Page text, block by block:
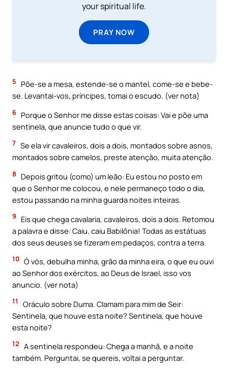
your spiritual life.
PRAY NOW
5
Põe-se a mesa, estende-se o mantel, come-se e bebe-
se. Levantai-vos, príncipes, tomai o escudo. (ver nota)
6 Porque o Senhor me disse estas coisas: Vai e põe uma
sentinela, que anuncie tudo o que vir.
7 Se ela vir cavaleiros, dois a dois, montados sobre asnos,
montados sobre camelos, preste atenção, muita atenção.
8
Depois gritou (como) um leão: Eu estou no posto em
que o Senhor me colocou, e nele permaneço todo o dia,
estou passando na minha guarda noites inteiras.
9
Eis que chega cavalaria, cavaleiros, dois a dois. Retomou
a palavra e disse: Caiu, caiu Babilônia! Todas as estátuas
dos seus deuses se fizeram em pedaços, contra a terra.
10 Ó vós, debulha minha, grão da minha eira, o que eu ouvi
ao Senhor dos exércitos, ao Deus de Israel, isso vos
anuncio. (ver nota)
11
Oráculo sobre Duma. Clamam para mim de Seir:
Sentinela, que houve esta noite? Sentinela, que houve
esta noite?
12 A sentinela respondeu: Chega a manhã, e a noite
também. Perguntai, se quereis, voltai a perguntar.